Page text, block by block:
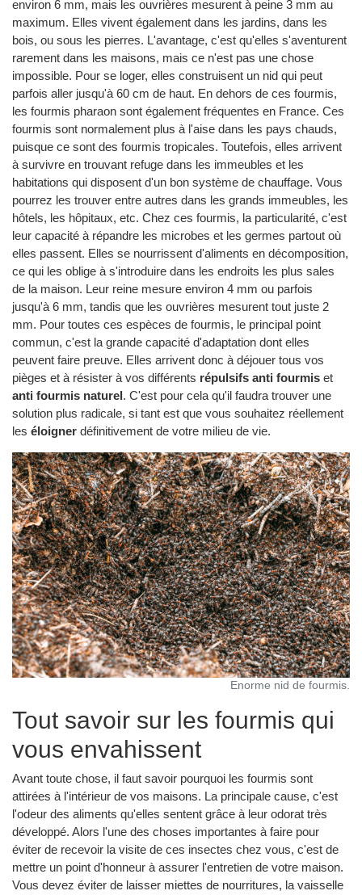
environ 6 mm, mais les ouvrières mesurent à peine 3 mm au
maximum. Elles vivent également dans les jardins, dans les
bois, ou sous les pierres. L'avantage, c'est qu'elles s'aventurent
rarement dans les maisons, mais ce n'est pas une chose
impossible. Pour se loger, elles construisent un nid qui peut
parfois aller jusqu'à 60 cm de haut. En dehors de ces fourmis,
les fourmis pharaon sont également fréquentes en France. Ces
fourmis sont normalement plus à l'aise dans les pays chauds,
puisque ce sont des fourmis tropicales. Toutefois, elles arrivent
à survivre en trouvant refuge dans les immeubles et les
habitations qui disposent d'un bon système de chauffage. Vous
pourrez les trouver entre autres dans les grands immeubles, les
hôtels, les hôpitaux, etc. Chez ces fourmis, la particularité, c'est
leur capacité à répandre les microbes et les germes partout où
elles passent. Elles se nourrissent d'aliments en décomposition,
ce qui les oblige à s'introduire dans les endroits les plus sales
de la maison. Leur reine mesure environ 4 mm ou parfois
jusqu'à 6 mm, tandis que les ouvrières mesurent tout juste 2
mm. Pour toutes ces espèces de fourmis, le principal point
commun, c'est la grande capacité d'adaptation dont elles
peuvent faire preuve. Elles arrivent donc à déjouer tous vos
pièges et à résister à vos différents répulsifs anti fourmis et
anti fourmis naturel. C'est pour cela qu'il faudra trouver une
solution plus radicale, si tant est que vous souhaitez réellement
les éloigner définitivement de votre milieu de vie.
Enorme nid de fourmis.
Tout savoir sur les fourmis qui
vous envahissent
Avant toute chose, il faut savoir pourquoi les fourmis sont
attirées à l'intérieur de vos maisons. La principale cause, c'est
l'odeur des aliments qu'elles sentent grâce à leur odorat très
développé. Alors l'une des choses importantes à faire pour
éviter de recevoir la visite de ces insectes chez vous, c'est de
mettre un point d'honneur à assurer l'entretien de votre maison.
Vous devez éviter de laisser miettes de nourritures, la vaisselle